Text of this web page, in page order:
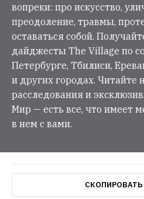
вопреки: про искусство,
преодоление, травмы,
оставаться собой.
дайджесты The Village по
Петербурге, Тбилиси,
и других городах. Читайте
расследования и
Мир — есть все, что имеет
в нем с вами.